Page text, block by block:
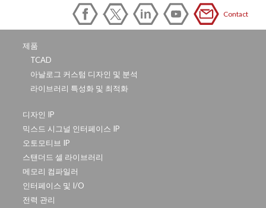
Contact
제품
TCAD
아날로그 커스텀 디자인 및 분석
라이브러리 특성화 및 최적화
디자인 IP
믹스드 시그널 인터페이스 IP
오토모티브 IP
스탠더드 셀 라이브러리
메모리 컴파일러
인터페이스 및 I/O
전력 관리